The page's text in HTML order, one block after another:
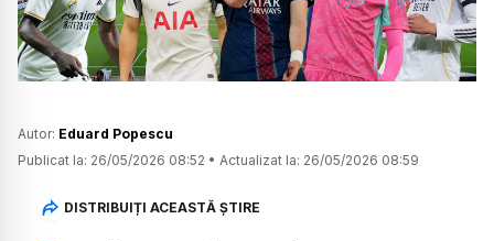
Autor: Eduard Popescu
Publicat la: 26/05/2026 08:52 • Actualizat la: 26/05/2026 08:59
DISTRIBUIȚI ACEASTĂ ȘTIRE